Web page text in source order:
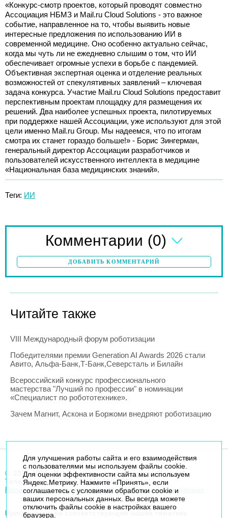
«Конкурс-смотр проектов, который проводят совместно
Ассоциация НБМЗ и Mail.ru Cloud Solutions - это важное
событие, направленное на то, чтобы выявить новые
интересные предложения по использованию ИИ в
современной медицине. Оно особенно актуально сейчас,
когда мы чуть ли не ежедневно слышим о том, что ИИ
обеспечивает огромные успехи в борьбе с пандемией.
Объективная экспертная оценка и отделение реальных
возможностей от спекулятивных заявлений – ключевая
задача конкурса. Участие Mail.ru Cloud Solutions предоставит
перспективным проектам площадку для размещения их
решений. Два наиболее успешных проекта, пилотируемых
при поддержке нашей Ассоциации, уже используют для этой
цели именно Mail.ru Group. Мы надеемся, что по итогам
смотра их станет гораздо больше!» - Борис Зингерман,
генеральный директор Ассоциации разработчиков и
пользователей искусственного интеллекта в медицине
«Национальная база медицинских знаний».
Теги: ИИ
Комментарии (0)
ДОБАВИТЬ КОММЕНТАРИЙ
Читайте также
VIII Международный форум роботизации
Победителями премии Generation AI Awards 2026 стали
Авито, Альфа-Банк,Т-Банк,Северсталь и Билайн
Всероссийский конкурс профессионального
мастерства "Лучший по профессии" в номинации
«Специалист по робототехнике».
Зачем Магнит, Аскона и Боржоми внедряют роботизацию
© 2014-2026. Robogeek.ru - проект группы “Текарт”.
Телефон редакции+7(495) 790-7591
Политика в отношении обработки персональных данных
Приглашения на соответствующие нашей тематике
Для улучшения работы сайта и его взаимодействия
с пользователями мы используем файлы cookie.
Для оценки эффективности сайта мы используем
Яндекс.Метрику. Нажмите «Принять», если
соглашаетесь с условиями обработки cookie и
ваших персональных данных. Вы всегда можете
отключить файлы cookie в настройках вашего
браузера.